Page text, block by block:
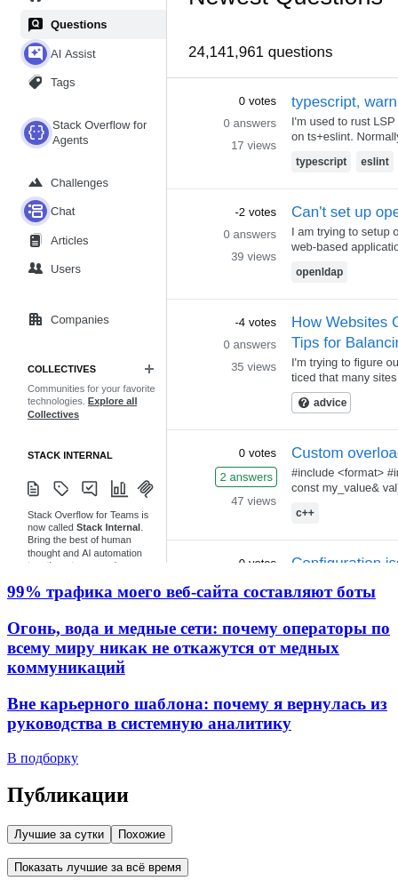
99% трафика моего веб‑сайта составляют боты
Огонь, вода и медные сети: почему операторы по
всему миру никак не откажутся от медных
коммуникаций
Вне карьерного шаблона: почему я вернулась из
руководства в системную аналитику
В подборку
Публикации
Лучшие за сутки Похожие
Показать лучшие за всё время